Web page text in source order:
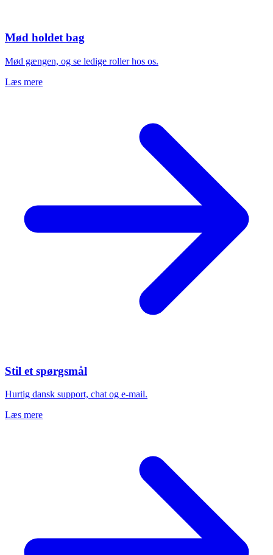
Mød holdet bag
Mød gængen, og se ledige roller hos os.
Læs mere
Stil et spørgsmål
Hurtig dansk support, chat og e-mail.
Læs mere